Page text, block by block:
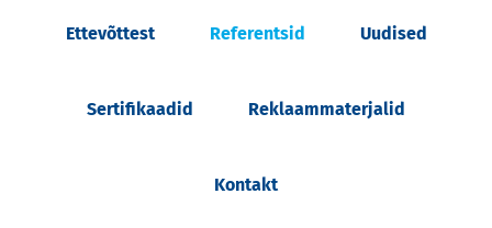
Ettevõttest Referentsid Uudised
Sertifikaadid Reklaammaterjalid
Kontakt